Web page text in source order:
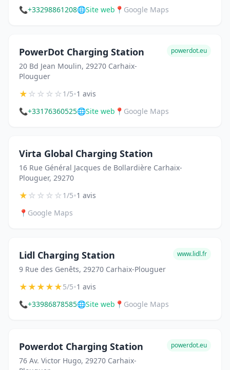
📞+33298861208🌐Site web 📍 Google Maps
PowerDot Charging Station
20 Bd Jean Moulin, 29270 Carhaix-
Plouguer
powerdot.eu
★☆☆☆☆1/5•1 avis
📞+33176360525🌐Site web 📍 Google Maps
Virta Global Charging Station
16 Rue Général Jacques de Bollardière Carhaix-
Plouguer, 29270
★☆☆☆☆1/5•1 avis
📍 Google Maps
Lidl Charging Station
9 Rue des Genêts, 29270 Carhaix-Plouguer
www.lidl.fr
★★★★★5/5•1 avis
📞+33986878585🌐Site web 📍 Google Maps
Powerdot Charging Station
76 Av. Victor Hugo, 29270 Carhaix-
powerdot.eu